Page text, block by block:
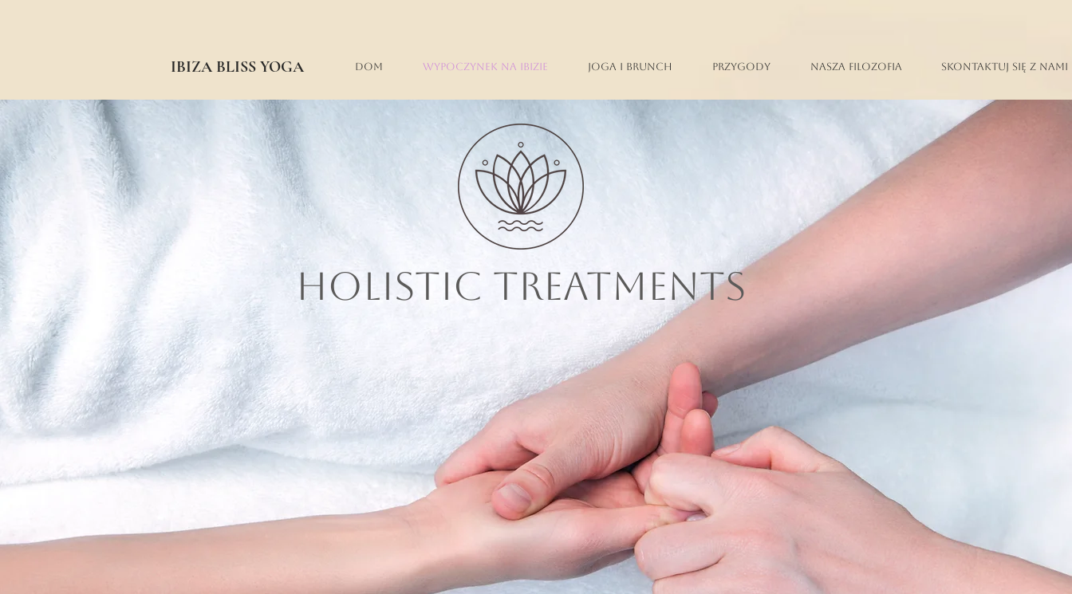
IBIZA BLISS YOGA Dom Wypoczynek na Ibizie Joga i brunch Przygody Nasza filozofia Skontaktuj się z nami
HOLISTIC TREATMENTS